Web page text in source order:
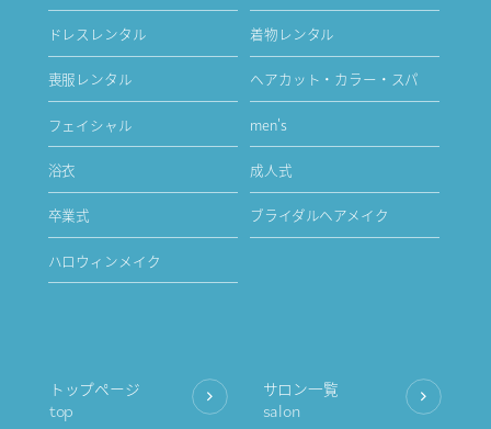
ドレスレンタル 着物レンタル
喪服レンタル ヘアカット・カラー・スパ
フェイシャル men's
浴衣 成人式
卒業式 ブライダルヘアメイク
ハロウィンメイク
トップページ
top
サロン一覧
salon